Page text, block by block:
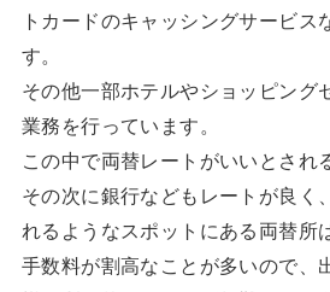
トカードのキャッシングサービス
す。
その他一部ホテルやショッピング
業務を行っています。
この中で両替レートがいいとされ
その次に銀行などもレートが良く
れるようなスポットにある両替所
手数料が割高なことが多いので、